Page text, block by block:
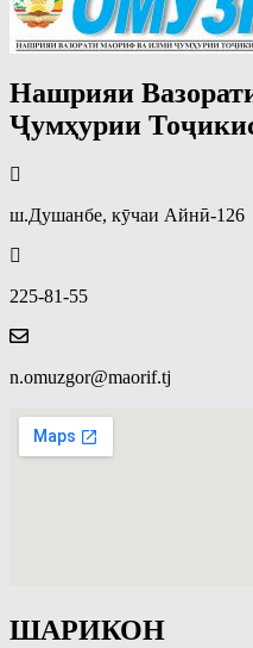
Нашрияи
Ҷумҳурии
ш.Душанбе, кӯчаи Айнӣ-126
225-81-55
n.omuzgor@maorif.tj
ШАРИКОН